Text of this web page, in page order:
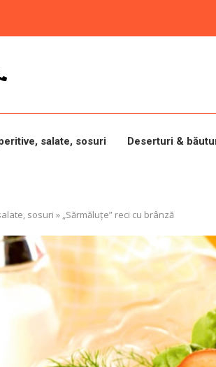
salate, sosuri Deserturi &
sosuri » „Sărmăluțe” reci cu brânză